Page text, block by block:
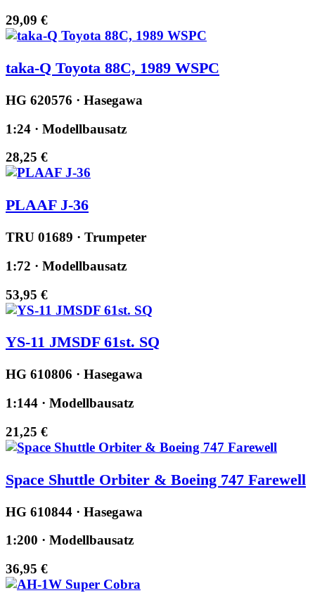
29,09 €
taka-Q Toyota 88C, 1989 WSPC
HG 620576 · Hasegawa
1:24 · Modellbausatz
28,25 €
PLAAF J-36
TRU 01689 · Trumpeter
1:72 · Modellbausatz
53,95 €
YS-11 JMSDF 61st. SQ
HG 610806 · Hasegawa
1:144 · Modellbausatz
21,25 €
Space Shuttle Orbiter & Boeing 747 Farewell
HG 610844 · Hasegawa
1:200 · Modellbausatz
36,95 €